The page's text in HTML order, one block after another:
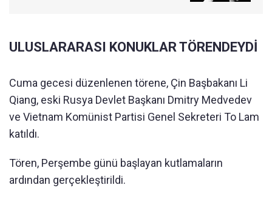
ULUSLARARASI KONUKLAR TÖRENDEYDİ
Cuma gecesi düzenlenen törene, Çin Başbakanı Li
Qiang, eski Rusya Devlet Başkanı Dmitry Medvedev
ve Vietnam Komünist Partisi Genel Sekreteri To Lam
katıldı.
Tören, Perşembe günü başlayan kutlamaların
ardından gerçekleştirildi.